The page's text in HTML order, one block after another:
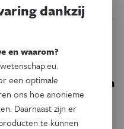
op 400 miljoen
de aarde
dankzij
en waarom?
een optimale
ons hoe anonieme
Daarnaast zijn er
te kunnen